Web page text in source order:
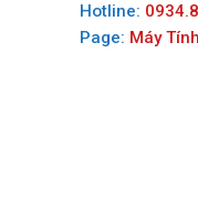
Hotline:
Page: Máy